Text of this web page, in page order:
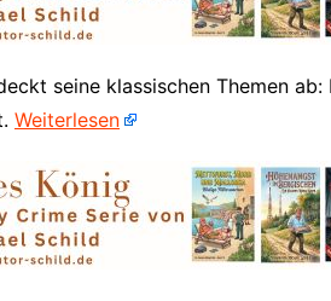
Rheinberg
Rommerskirchen
seine klassischen Themen ab:
Weiterlesen